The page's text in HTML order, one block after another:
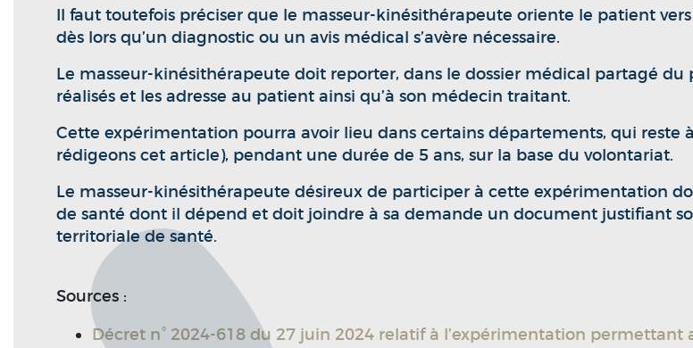
Il faut toutefois préciser que le masseur-kinésithérapeute oriente le patient
dès lors qu’un diagnostic ou un avis médical s’avère nécessaire.
Le masseur-kinésithérapeute doit reporter, dans le dossier médical partagé
réalisés et les adresse au patient ainsi qu’à son médecin traitant.
Cette expérimentation pourra avoir lieu dans certains départements, qui reste
rédigeons cet article), pendant une durée de 5 ans, sur la base du volontariat.
Le masseur-kinésithérapeute désireux de participer à cette expérimentation
de santé dont il dépend et doit joindre à sa demande un document justifiant
territoriale de santé.
Sources :
Décret n° 2024-618 du 27 juin 2024 relatif à l’expérimentation